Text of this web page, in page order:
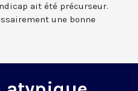
ait été précurseur.
une bonne